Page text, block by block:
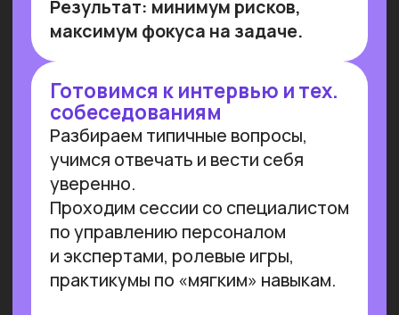
Работа с умом: каков потенциал
генеративного ИИ для роста
производительности в России
Потенциальная ежегодная экономия
от внедрения генеративного ИИ
(генИИ, GenAI) в российской экономике
может достичь 10,8 трлн рублей к 2030